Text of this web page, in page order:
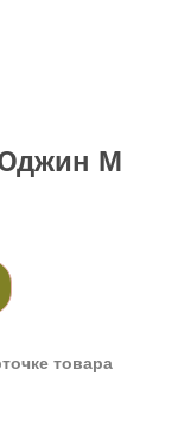
M
товара